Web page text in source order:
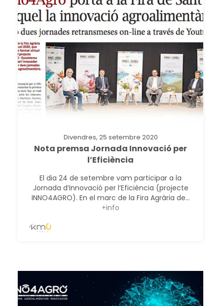
Divendres, 25 setembre 2020
Nota premsa Jornada Innovació per
l’Eficiència
El dia 24 de setembre vam participar a la
Jornada d’Innovació per l’Eficiència (projecte
INNO4AGRO). En el marc de la Fira Agrària de...
+info